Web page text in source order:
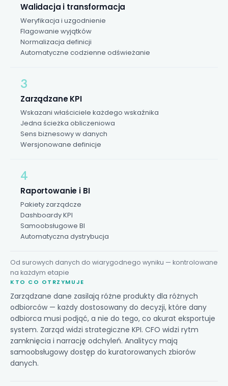
Walidacja i transformacja
Weryfikacja i uzgodnienie
Flagowanie wyjątków
Normalizacja definicji
Automatyczne codzienne odświeżanie
3
Zarządzane KPI
Wskazani właściciele każdego wskaźnika
Jedna ścieżka obliczeniowa
Sens biznesowy w danych
Wersjonowane definicje
4
Raportowanie i BI
Pakiety zarządcze
Dashboardy KPI
Samoobsługowe BI
Automatyczna dystrybucja
Od surowych danych do wiarygodnego wyniku — kontrolowane
na każdym etapie
KTO CO OTRZYMUJE
Zarządzane dane zasilają różne produkty dla różnych
odbiorców — każdy dostosowany do decyzji, które dany
odbiorca musi podjąć, a nie do tego, co akurat eksportuje
system. Zarząd widzi strategiczne KPI. CFO widzi rytm
zamknięcia i narrację odchyleń. Analitycy mają
samoobsługowy dostęp do kuratorowanych zbiorów
danych.